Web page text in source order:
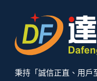
秉持「誠信正直、用戶